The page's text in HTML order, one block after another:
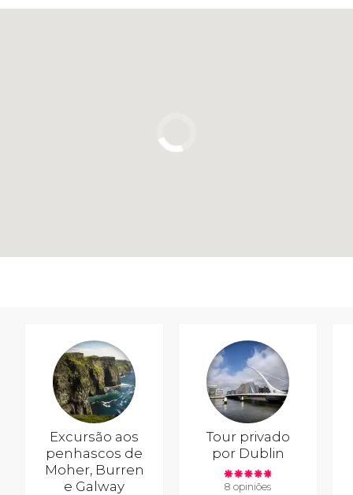
Excursão aos
penhascos de
Moher, Burren
e Galway
Tour privado
por Dublin
8 opiniões